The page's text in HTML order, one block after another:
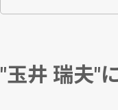
"玉井 瑞夫"